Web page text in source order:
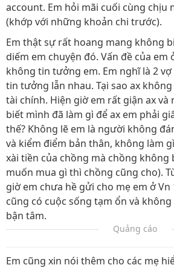
account. Em hỏi mãi cuối cùng chịu
(khớp với những khoản chi trước).
Em thật sự rất hoang mang không
diếm em chuyện đó. Vấn đề của em
không tin tưởng em. Em nghĩ là 2
tin tưởng lẫn nhau. Tại sao ax
tài chính. Hiện giờ em rất giận ax và
biết mình đã làm gì để ax em phải
thế? Không lẽ em là người không
và kiểm điểm bản thân, không làm
xài tiền của chồng mà chồng không
muốn mua gì thì chồng cũng cho).
giờ em chưa hề gửi cho mẹ em ở Vn
cũng có cuộc sống tạm ổn và
bận tâm.
Quảng cáo
Em cũng xin nói thêm cho các mẹ